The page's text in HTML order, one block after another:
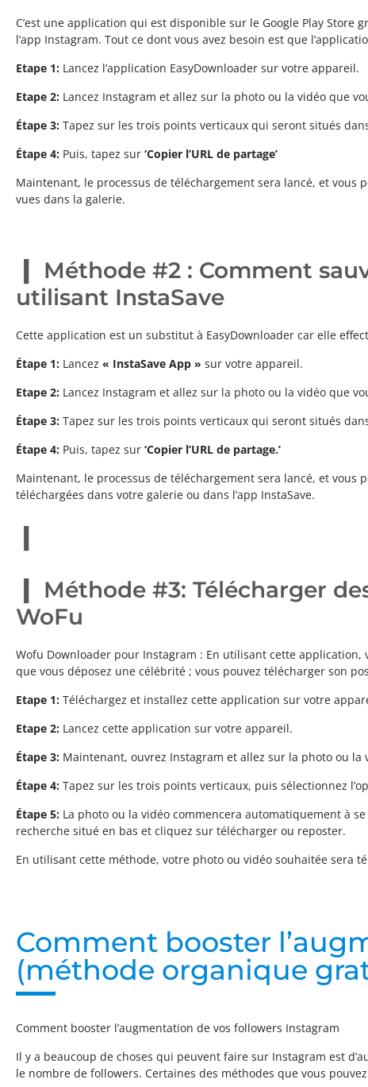
C’est une application qui est disponible sur le Google Play
l’app Instagram. Tout ce dont vous avez besoin est que
Etape 1: Lancez l’application EasyDownloader sur votre appareil.
Etape 2: Lancez Instagram et allez sur la photo ou la vidéo que
Étape 3: Tapez sur les trois points verticaux qui seront situés
Étape 4: Puis, tapez sur ‘Copier l’URL de partage’
Maintenant, le processus de téléchargement sera lancé, et vous
vues dans la galerie.
Méthode #2 : Comment
utilisant InstaSave
Cette application est un substitut à EasyDownloader car elle
Étape 1: Lancez « InstaSave App » sur votre appareil.
Etape 2: Lancez Instagram et allez sur la photo ou la vidéo que
Étape 3: Tapez sur les trois points verticaux qui seront situés
Étape 4: Puis, tapez sur ‘Copier l’URL de partage.’
Maintenant, le processus de téléchargement sera lancé, et vous
téléchargées dans votre galerie ou dans l’app InstaSave.
Méthode #3: Télécharger
WoFu
Wofu Downloader pour Instagram : En utilisant cette
que vous déposez une célébrité ; vous pouvez télécharger son
Etape 1: Téléchargez et installez cette application sur votre
Etape 2: Lancez cette application sur votre appareil.
Étape 3: Maintenant, ouvrez Instagram et allez sur la photo ou la
Étape 4: Tapez sur les trois points verticaux, puis sélectionnez
Étape 5: La photo ou la vidéo commencera automatiquement à
recherche situé en bas et cliquez sur télécharger ou reposter.
En utilisant cette méthode, votre photo ou vidéo souhaitée sera
Comment booster
(méthode organique
Comment booster l’augmentation de vos followers Instagram
Il y a beaucoup de choses qui peuvent faire sur Instagram est
le nombre de followers. Certaines des méthodes que vous